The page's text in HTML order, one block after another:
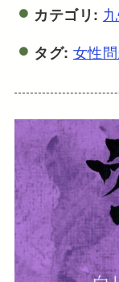
カテゴリ:
タグ: 女性